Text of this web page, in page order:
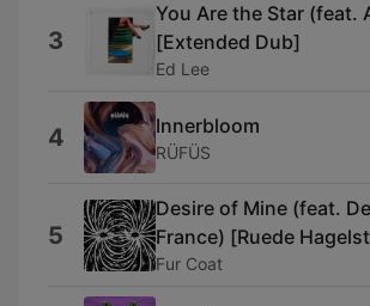
3
You Are the Star (feat.
[Extended Dub]
Ed Lee
4 Innerbloom
RÜFÜS
5
Desire of Mine (feat.
France) [Ruede
Fur Coat